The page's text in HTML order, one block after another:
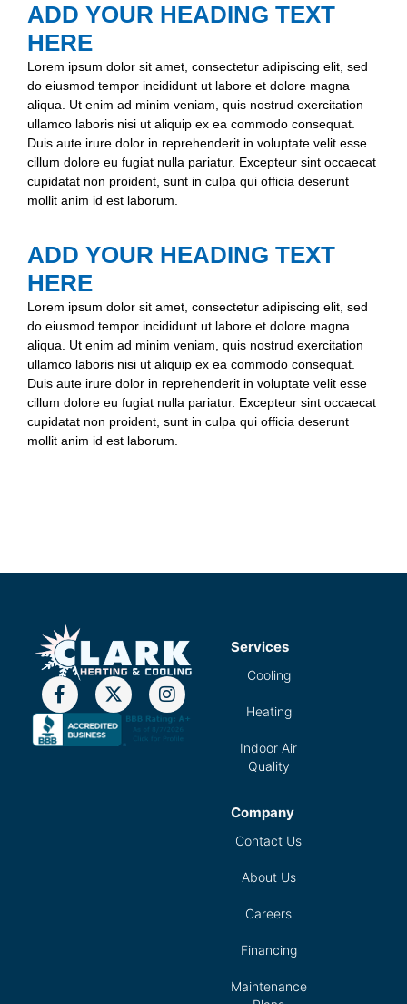
ADD YOUR HEADING TEXT
HERE
Lorem ipsum dolor sit amet, consectetur adipiscing elit, sed
do eiusmod tempor incididunt ut labore et dolore magna
aliqua. Ut enim ad minim veniam, quis nostrud exercitation
ullamco laboris nisi ut aliquip ex ea commodo consequat.
Duis aute irure dolor in reprehenderit in voluptate velit esse
cillum dolore eu fugiat nulla pariatur. Excepteur sint occaecat
cupidatat non proident, sunt in culpa qui officia deserunt
mollit anim id est laborum.
ADD YOUR HEADING TEXT
HERE
Lorem ipsum dolor sit amet, consectetur adipiscing elit, sed
do eiusmod tempor incididunt ut labore et dolore magna
aliqua. Ut enim ad minim veniam, quis nostrud exercitation
ullamco laboris nisi ut aliquip ex ea commodo consequat.
Duis aute irure dolor in reprehenderit in voluptate velit esse
cillum dolore eu fugiat nulla pariatur. Excepteur sint occaecat
cupidatat non proident, sunt in culpa qui officia deserunt
mollit anim id est laborum.
Services
Cooling
Heating
Indoor Air
Quality
Company
Contact Us
About Us
Careers
Financing
Maintenance